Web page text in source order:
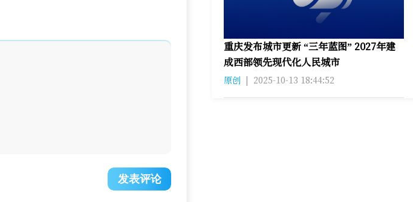
发表评论
重庆发布城市更新 “三年蓝图” 2027年建
成西部领先现代化人民城市
原创 | 2025-10-13 18:44:52